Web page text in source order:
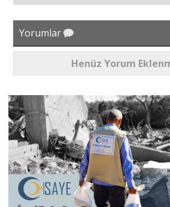
Yorumlar
Henüz Yorum